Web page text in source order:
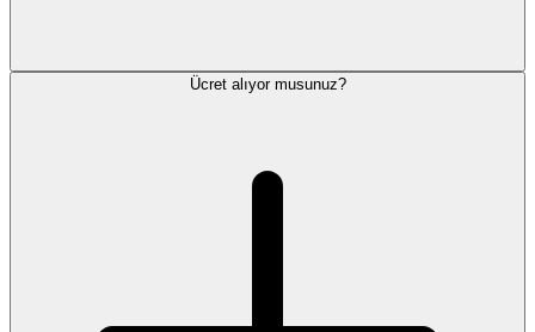
Ücret alıyor musunuz?